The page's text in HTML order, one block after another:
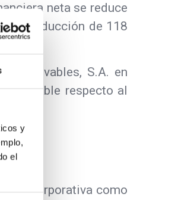
y
el
neta se reduce
reducción de 118
Renovables, S.A. en
a Estable respecto al
corporativa como